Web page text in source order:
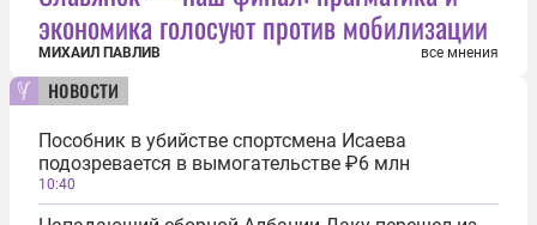
экономика голосуют против мобилизации
МИХАИЛ ПАВЛИВ все мнения
новости
Пособник в убийстве спортсмена Исаева
подозревается в вымогательстве ₽6 млн
10:40